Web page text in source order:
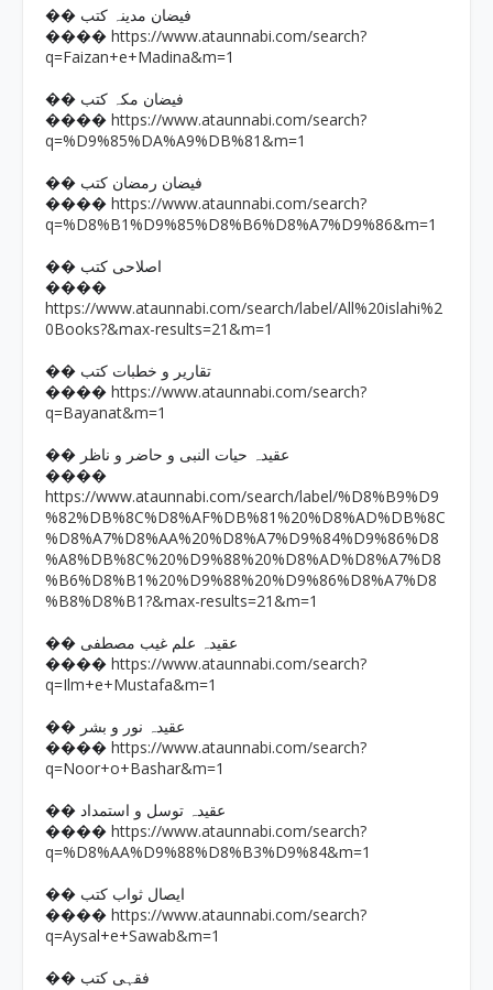
�� فیضان مدینہ کتب
���� https://www.ataunnabi.com/search?
q=Faizan+e+Madina&m=1
�� فیضان مکہ کتب
���� https://www.ataunnabi.com/search?
q=%D9%85%DA%A9%DB%81&m=1
�� فیضان رمضان کتب
���� https://www.ataunnabi.com/search?
q=%D8%B1%D9%85%D8%B6%D8%A7%D9%86&m=1
�� اصلاحی کتب
����
https://www.ataunnabi.com/search/label/All%20islahi%2
0Books?&max-results=21&m=1
�� تقاریر و خطبات کتب
���� https://www.ataunnabi.com/search?
q=Bayanat&m=1
�� عقیدہ حیات النبی و حاضر و ناظر
����
https://www.ataunnabi.com/search/label/%D8%B9%D9
%82%DB%8C%D8%AF%DB%81%20%D8%AD%DB%8C
%D8%A7%D8%AA%20%D8%A7%D9%84%D9%86%D8
%A8%DB%8C%20%D9%88%20%D8%AD%D8%A7%D8
%B6%D8%B1%20%D9%88%20%D9%86%D8%A7%D8
%B8%D8%B1?&max-results=21&m=1
�� عقیدہ علم غیب مصطفی
���� https://www.ataunnabi.com/search?
q=Ilm+e+Mustafa&m=1
�� عقیدہ نور و بشر
���� https://www.ataunnabi.com/search?
q=Noor+o+Bashar&m=1
�� عقیدہ توسل و استمداد
���� https://www.ataunnabi.com/search?
q=%D8%AA%D9%88%D8%B3%D9%84&m=1
�� ایصال ثواب کتب
���� https://www.ataunnabi.com/search?
q=Aysal+e+Sawab&m=1
�� فقہی کتب